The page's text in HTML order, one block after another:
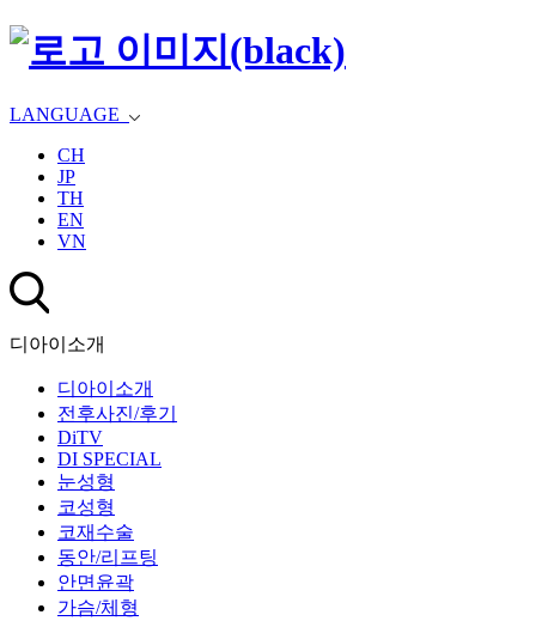
LANGUAGE
CH
JP
TH
EN
VN
디아이소개
디아이소개
전후사진/후기
DiTV
DI SPECIAL
눈성형
코성형
코재수술
동안/리프팅
안면윤곽
가슴/체형